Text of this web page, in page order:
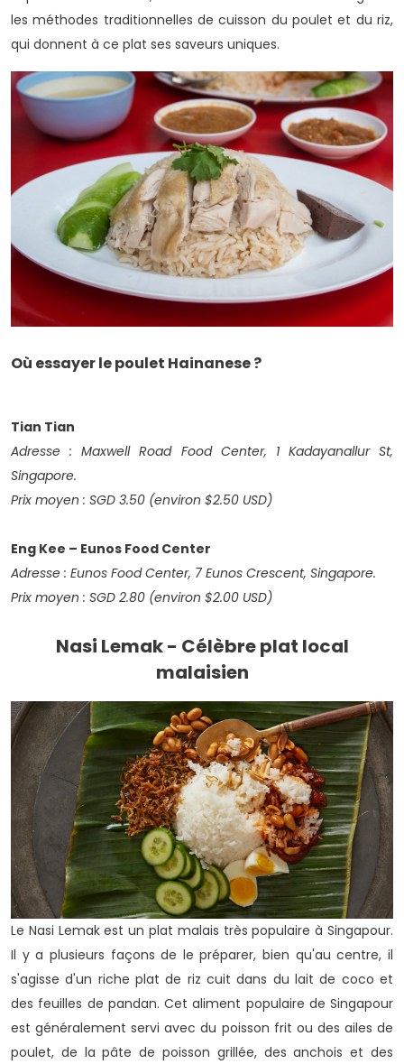
les méthodes traditionnelles de cuisson du poulet et du riz,
qui donnent à ce plat ses saveurs uniques.
Où essayer le poulet Hainanese ?
Tian Tian
Adresse : Maxwell Road Food Center, 1 Kadayanallur St,
Singapore.
Prix moyen : SGD 3.50 (environ $2.50 USD)
Eng Kee – Eunos Food Center
Adresse : Eunos Food Center, 7 Eunos Crescent, Singapore.
Prix moyen : SGD 2.80 (environ $2.00 USD)
Nasi Lemak - Célèbre plat local
malaisien
Le Nasi Lemak est un plat malais très populaire à Singapour.
Il y a plusieurs façons de le préparer, bien qu'au centre, il
s'agisse d'un riche plat de riz cuit dans du lait de coco et
des feuilles de pandan. Cet aliment populaire de Singapour
est généralement servi avec du poisson frit ou des ailes de
poulet, de la pâte de poisson grillée, des anchois et des